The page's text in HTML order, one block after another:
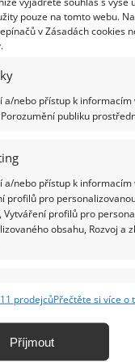
pouze na tomto webu.
v Zásadách cookies
a/nebo přístup k
publiku
a/nebo přístup k
profilů pro
Vytváření profilů pro
obsahu, Rozvoj a
zařízení na základě
prodejcůPřečtěte si více o
Příjmout
. Často bývají tato
světlo
se
třeba dostatek
se používají
se obávat
LED žárovky,
spotřebu
je rovněž
nevidíte.
variantou
který je tak
rovněžLED pásky